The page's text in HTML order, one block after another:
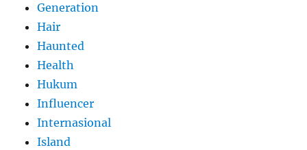
Generation
Hair
Haunted
Health
Hukum
Influencer
Internasional
Island